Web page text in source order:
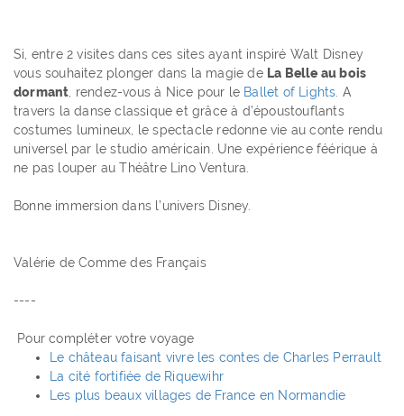
Si, entre 2 visites dans ces sites ayant inspiré Walt Disney
vous souhaitez plonger dans la magie de La Belle au bois
dormant , rendez-vous à Nice pour le Ballet of Lights . A
travers la danse classique et grâce à d’époustouflants
costumes lumineux, le spectacle redonne vie au conte rendu
universel par le studio américain. Une expérience féérique à
ne pas louper au Théâtre Lino Ventura.
Bonne immersion dans l’univers Disney.
Valérie de Comme des Français
----
Pour compléter votre voyage
Le château faisant vivre les contes de Charles Perrault
La cité fortifiée de Riquewihr
Les plus beaux villages de France en Normandie